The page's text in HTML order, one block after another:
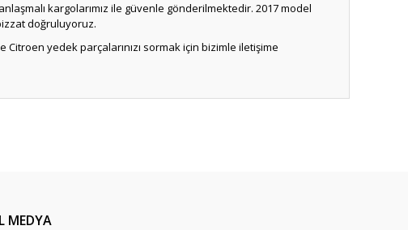
kargolarımız ile güvenle gönderilmektedir. 2017 model
doğruluyoruz.
yedek parçalarınızı sormak için bizimle iletişime
MEDYA